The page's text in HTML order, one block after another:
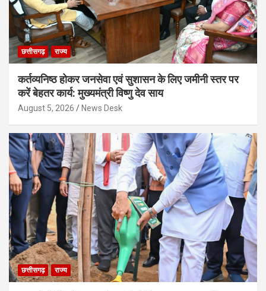
छत्तीसगढ़ राज्य
कर्तव्यनिष्ठ होकर जनसेवा एवं सुशासन के लिए जमीनी स्तर पर
करें बेहतर कार्य: मुख्यमंत्री विष्णु देव साय
August 5, 2026 News Desk
छत्तीसगढ़ राज्य